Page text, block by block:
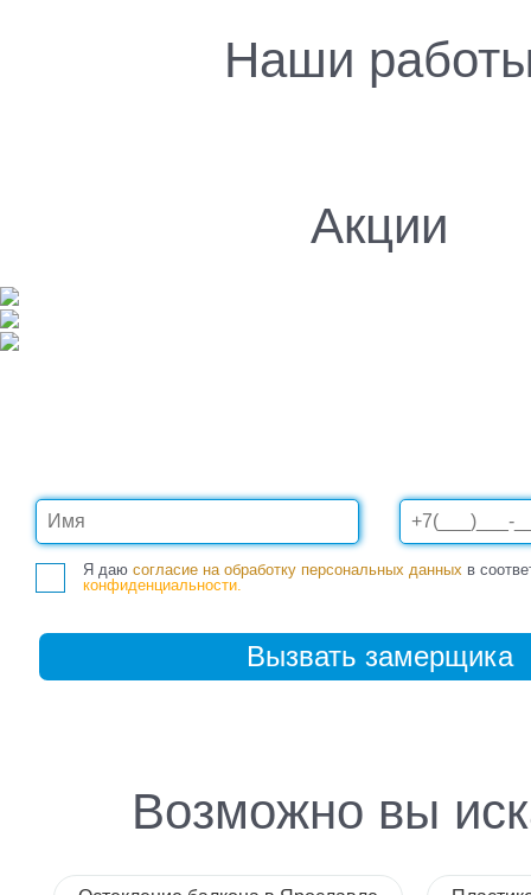
Наши
Акции
Я даю согласие на обработку персональных данных в
конфиденциальности.
Возможно вы